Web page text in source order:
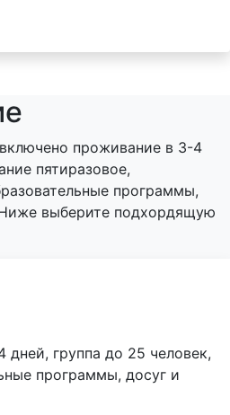
проживание в 3-4
пятиразовое,
программы,
выберите подхордящую
дней, группа до 25 человек,
программы, досуг и